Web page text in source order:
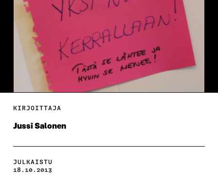
KIRJOITTAJA
Jussi Salonen
JULKAISTU
18.10.2013